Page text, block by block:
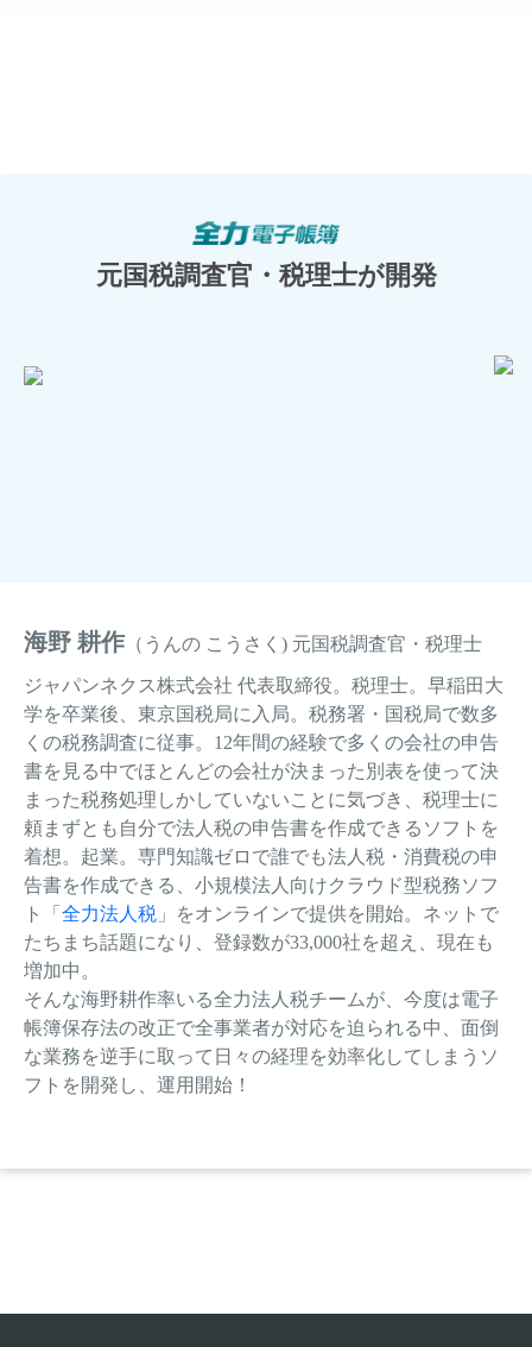
元国税調査官・税理士が開発
海野 耕作 （うんの こうさく) 元国税調査官・税理士
ジャパンネクス株式会社 代表取締役。税理士。早稲田大
学を卒業後、東京国税局に入局。税務署・国税局で数多
くの税務調査に従事。12年間の経験で多くの会社の申告
書を見る中でほとんどの会社が決まった別表を使って決
まった税務処理しかしていないことに気づき、税理士に
頼まずとも自分で法人税の申告書を作成できるソフトを
着想。起業。専門知識ゼロで誰でも法人税・消費税の申
告書を作成できる、小規模法人向けクラウド型税務ソフ
ト「 全力法人税 」をオンラインで提供を開始。ネットで
たちまち話題になり、登録数が33,000社を超え、現在も
増加中。
そんな海野耕作率いる全力法人税チームが、今度は電子
帳簿保存法の改正で全事業者が対応を迫られる中、面倒
な業務を逆手に取って日々の経理を効率化してしまうソ
フトを開発し、運用開始！